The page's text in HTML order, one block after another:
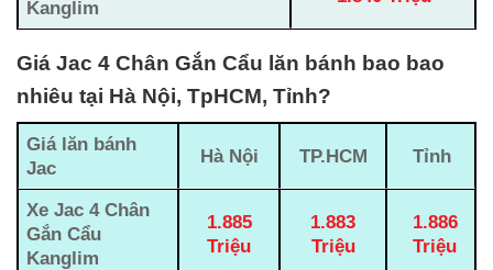
Kanglim
Giá Jac 4 Chân Gắn Cẩu lăn bánh bao bao
nhiêu tại Hà Nội, TpHCM, Tỉnh?
Giá lăn bánh
Jac
Hà Nội TP.HCM Tỉnh
Xe Jac 4 Chân
Gắn Cẩu
Kanglim
1.885
Triệu
1.883
Triệu
1.886
Triệu